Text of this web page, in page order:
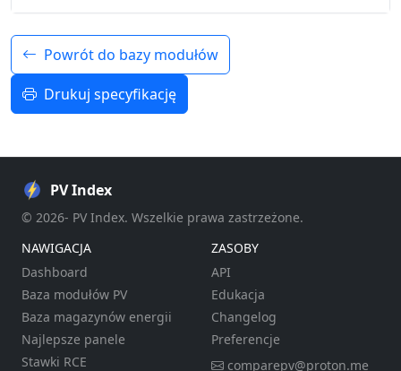
Powrót do bazy modułów
Drukuj specyfikację
PV Index
© 2026- PV Index. Wszelkie prawa zastrzeżone.
NAWIGACJA
Dashboard
Baza modułów PV
Baza magazynów energii
Najlepsze panele
Stawki RCE
ZASOBY
API
Edukacja
Changelog
Preferencje
comparepv@proton.me